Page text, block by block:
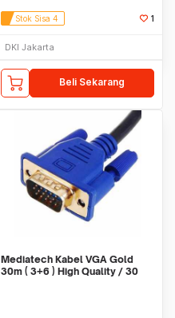
Stok Sisa 4 1
DKI Jakarta
Beli Sekarang
Mediatech Kabel VGA Gold
30m ( 3+6 ) High Quality / 30